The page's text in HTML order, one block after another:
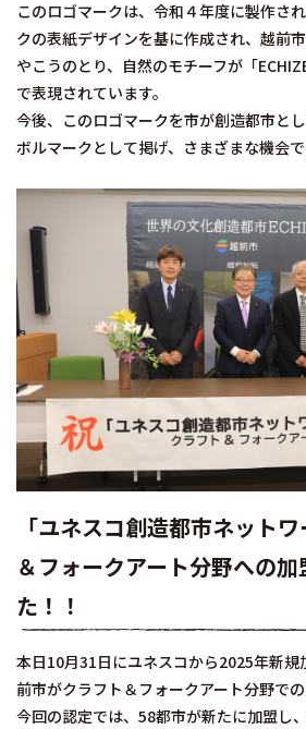
このロゴマークは、令和４年度に製作さ
クの表紙デザインを基に作成され、越前
やこうのとり、自然のモチーフが「
で表現されています。
今後、このロゴマークを市が創造都市と
ボルマークとして掲げ、さまざまな機会で
「ユネスコ創造都市ネット
＆フォークアート分野への
た！！
本日10月31日にユネスコから2025年新規
前市がクラフト＆フォークアート分野で
今回の認定では、58都市が新たに加盟し